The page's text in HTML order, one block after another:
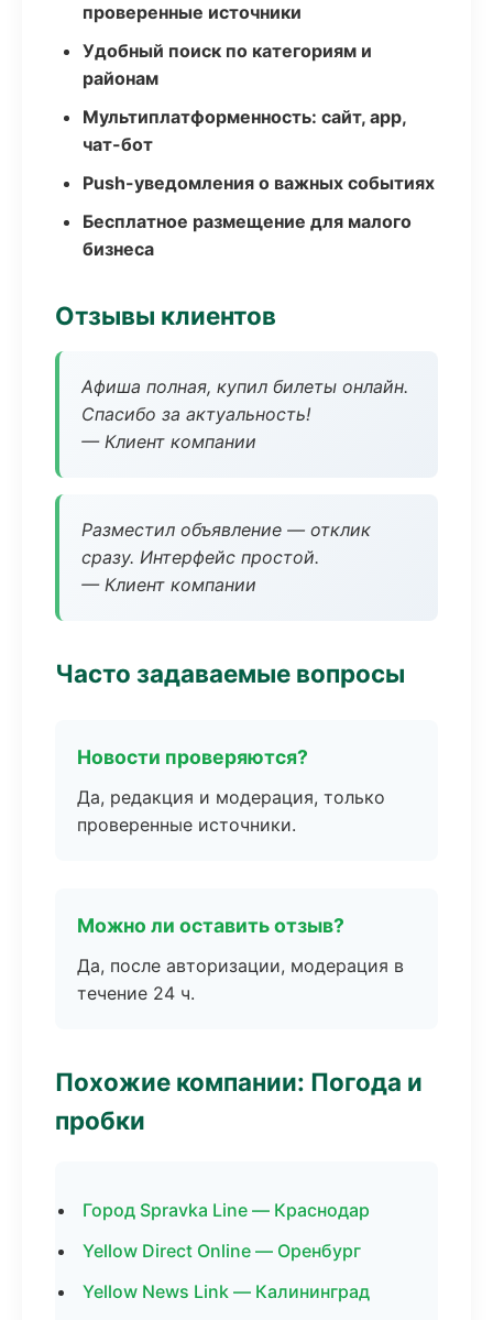
проверенные источники
Удобный поиск по категориям и
районам
Мультиплатформенность: сайт, app,
чат-бот
Push-уведомления о важных событиях
Бесплатное размещение для малого
бизнеса
Отзывы клиентов
Афиша полная, купил билеты онлайн.
Спасибо за актуальность!
— Клиент компании
Разместил объявление — отклик
сразу. Интерфейс простой.
— Клиент компании
Часто задаваемые вопросы
Новости проверяются?
Да, редакция и модерация, только
проверенные источники.
Можно ли оставить отзыв?
Да, после авторизации, модерация в
течение 24 ч.
Похожие компании: Погода и
пробки
Город Spravka Line — Краснодар
Yellow Direct Online — Оренбург
Yellow News Link — Калининград